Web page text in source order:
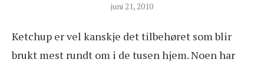
juni 21, 2010
Ketchup er vel kanskje det tilbehøret som blir
brukt mest rundt om i de tusen hjem. Noen har